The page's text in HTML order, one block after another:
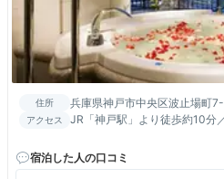
住所 兵庫県神戸市中央区波止場町
アクセス
JR「神戸駅」より徒歩約10分
宿泊した人の口コミ